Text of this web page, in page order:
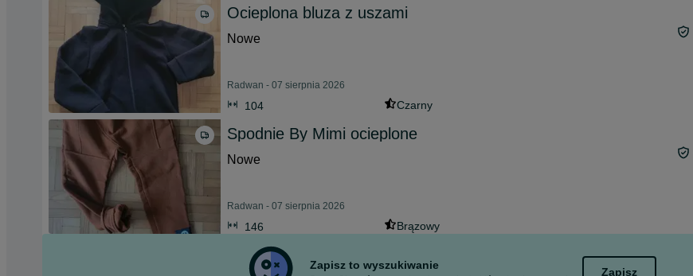
Ocieplona bluza z uszami
Nowe
Radwan - 07 sierpnia 2026
104 Czarny
Spodnie By Mimi ocieplone
Nowe
Radwan - 07 sierpnia 2026
146 Brązowy
Zapisz to wyszukiwanie
Zapisz